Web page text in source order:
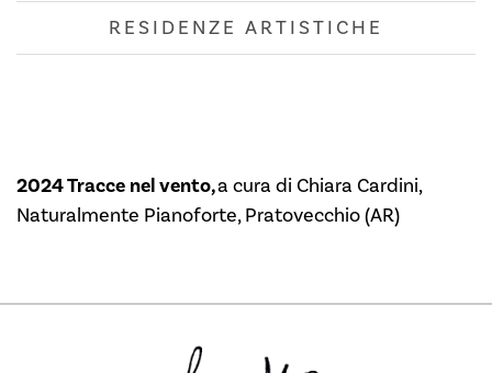
RESIDENZE ARTISTICHE
2024 Tracce nel vento,a cura di Chiara Cardini,
Naturalmente Pianoforte, Pratovecchio (AR)